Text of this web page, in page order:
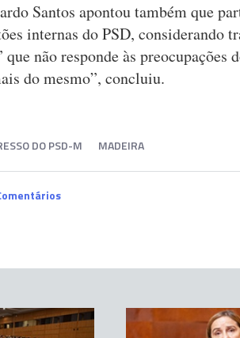
Santos apontou também que
internas do PSD, considerando
que não responde às
do mesmo”, concluiu.
DO PSD-M MADEIRA